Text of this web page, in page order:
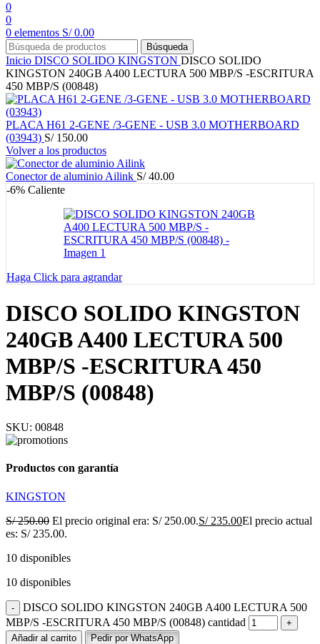
0
0
0 elementos S/0.00
Búsqueda
Inicio DISCO SOLIDO KINGSTON DISCO SOLIDO
KINGSTON 240GB A400 LECTURA 500 MBP/S -ESCRITURA
450 MBP/S (00848)
PLACA H61 2-GENE /3-GENE - USB 3.0 MOTHERBOARD
(03943) S/150.00
Volver a los productos
Conector de aluminio Ailink S/40.00
-6% Caliente
Haga Click para agrandar
DISCO SOLIDO KINGSTON
240GB A400 LECTURA 500
MBP/S -ESCRITURA 450
MBP/S (00848)
SKU: 00848
Productos con garantía
KINGSTON
S/250.00 El precio original era: S/ 250.00.S/235.00El precio actual
es: S/ 235.00.
10 disponibles
10 disponibles
DISCO SOLIDO KINGSTON 240GB A400 LECTURA 500
MBP/S -ESCRITURA 450 MBP/S (00848) cantidad
Añadir al carrito Pedir por WhatsApp